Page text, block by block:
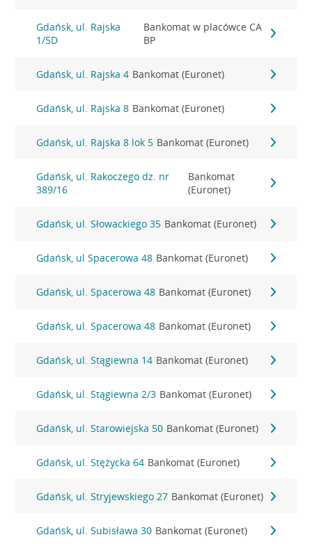
Gdańsk, ul. Rajska
1/5D
Bankomat w placówce CA
BP
Gdańsk, ul. Rajska 4 Bankomat (Euronet)
Gdańsk, ul. Rajska 8 Bankomat (Euronet)
Gdańsk, ul. Rajska 8 lok 5 Bankomat (Euronet)
Gdańsk, ul. Rakoczego dz. nr
389/16
Bankomat
(Euronet)
Gdańsk, ul. Słowackiego 35 Bankomat (Euronet)
Gdańsk, ul Spacerowa 48 Bankomat (Euronet)
Gdańsk, ul. Spacerowa 48 Bankomat (Euronet)
Gdańsk, ul. Spacerowa 48 Bankomat (Euronet)
Gdańsk, ul. Stągiewna 14 Bankomat (Euronet)
Gdańsk, ul. Stągiewna 2/3 Bankomat (Euronet)
Gdańsk, ul. Starowiejska 50 Bankomat (Euronet)
Gdańsk, ul. Stężycka 64 Bankomat (Euronet)
Gdańsk, ul. Stryjewskiego 27 Bankomat (Euronet)
Gdańsk, ul. Subisława 30 Bankomat (Euronet)